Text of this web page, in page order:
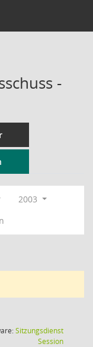
-
2003
Sitzungsdienst
Session(Wird in